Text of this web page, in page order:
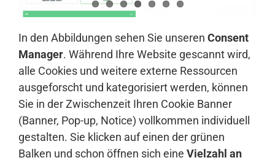
In den Abbildungen sehen Sie unseren Consent
Manager. Während Ihre Website gescannt wird,
alle Cookies und weitere externe Ressourcen
ausgeforscht und kategorisiert werden, können
Sie in der Zwischenzeit Ihren Cookie Banner
(Banner, Pop-up, Notice) vollkommen individuell
gestalten. Sie klicken auf einen der grünen
Balken und schon öffnen sich eine Vielzahl an